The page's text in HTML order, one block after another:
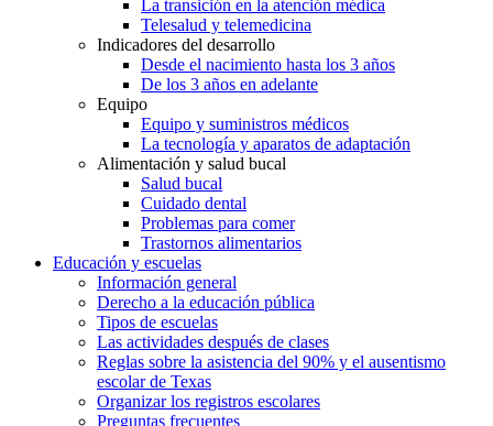
La transición en la atención médica
Telesalud y telemedicina
Indicadores del desarrollo
Desde el nacimiento hasta los 3 años
De los 3 años en adelante
Equipo
Equipo y suministros médicos
La tecnología y aparatos de adaptación
Alimentación y salud bucal
Salud bucal
Cuidado dental
Problemas para comer
Trastornos alimentarios
Educación y escuelas
Información general
Derecho a la educación pública
Tipos de escuelas
Las actividades después de clases
Reglas sobre la asistencia del 90% y el ausentismo
escolar de Texas
Organizar los registros escolares
Preguntas frecuentes